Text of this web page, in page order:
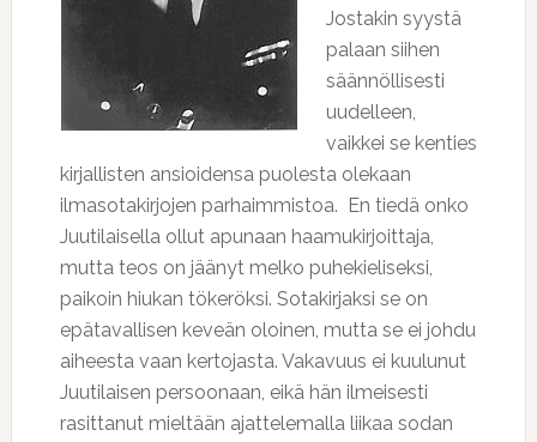
Jostakin syystä
palaan siihen
säännöllisesti
uudelleen,
vaikkei se kenties
kirjallisten ansioidensa puolesta olekaan
ilmasotakirjojen parhaimmistoa. En tiedä onko
Juutilaisella ollut apunaan haamukirjoittaja,
mutta teos on jäänyt melko puhekieliseksi,
paikoin hiukan tökeröksi. Sotakirjaksi se on
epätavallisen keveän oloinen, mutta se ei johdu
aiheesta vaan kertojasta. Vakavuus ei kuulunut
Juutilaisen persoonaan, eikä hän ilmeisesti
rasittanut mieltään ajattelemalla liikaa sodan